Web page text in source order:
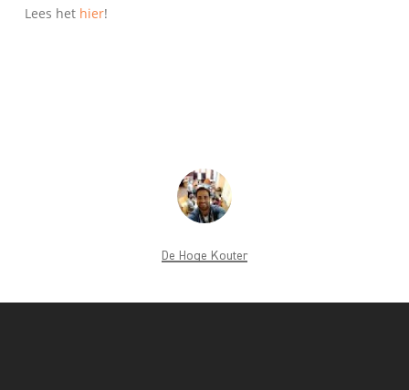
Lees het hier!
De Hoge Kouter